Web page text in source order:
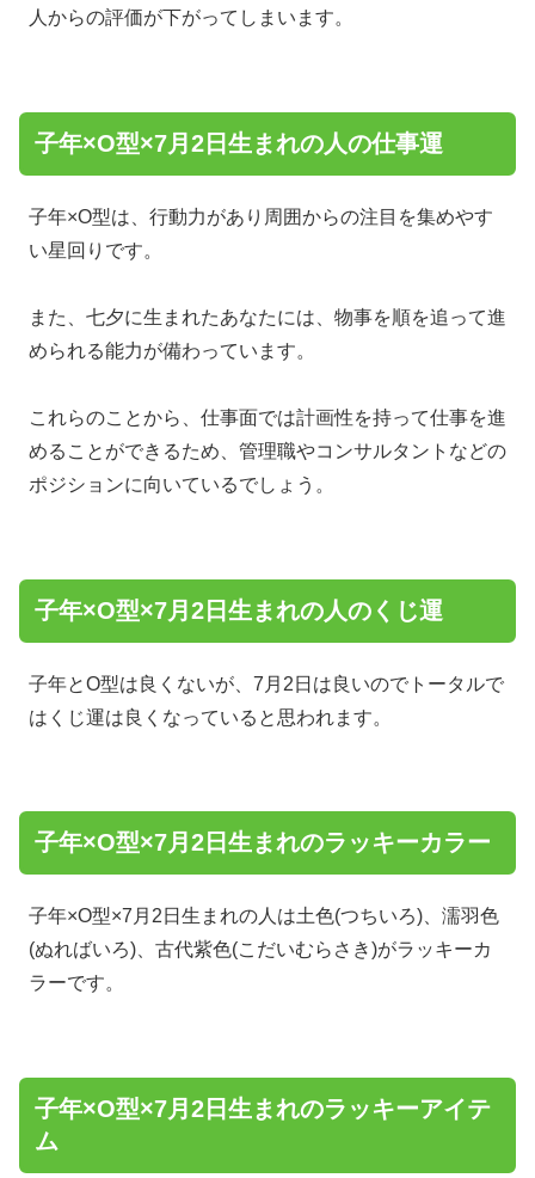
人からの評価が下がってしまいます。
子年×O型×7月2日生まれの人の仕事運
子年×O型は、行動力があり周囲からの注目を集めやす
い星回りです。
また、七夕に生まれたあなたには、物事を順を追って進
められる能力が備わっています。
これらのことから、仕事面では計画性を持って仕事を進
めることができるため、管理職やコンサルタントなどの
ポジションに向いているでしょう。
子年×O型×7月2日生まれの人のくじ運
子年とO型は良くないが、7月2日は良いのでトータルで
はくじ運は良くなっていると思われます。
子年×O型×7月2日生まれのラッキーカラー
子年×O型×7月2日生まれの人は土色(つちいろ)、濡羽色
(ぬればいろ)、古代紫色(こだいむらさき)がラッキーカ
ラーです。
子年×O型×7月2日生まれのラッキーアイテ
ム